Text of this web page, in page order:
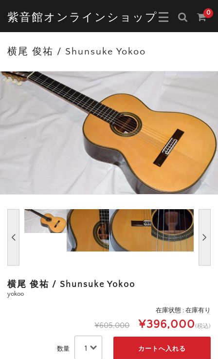
紫音館オンラインショップ 0
横尾 俊祐 / Shunsuke Yokoo
横尾 俊祐 / Shunsuke Yokoo
yokoo
在庫状態 : 在庫有り
¥605,000 ¥396,000(税込)
数量